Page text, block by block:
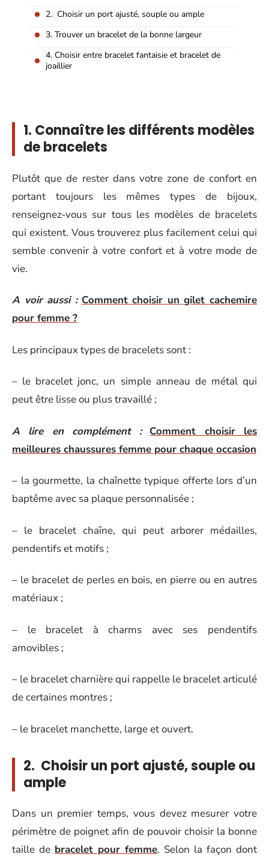
2. Choisir un port ajusté, souple ou ample
3. Trouver un bracelet de la bonne largeur
4. Choisir entre bracelet fantaisie et bracelet de
joaillier
1. Connaître les différents modèles
de bracelets
Plutôt que de rester dans votre zone de confort en
portant toujours les mêmes types de bijoux,
renseignez-vous sur tous les modèles de bracelets
qui existent. Vous trouverez plus facilement celui qui
semble convenir à votre confort et à votre mode de
vie.
A voir aussi : Comment choisir un gilet cachemire
pour femme ?
Les principaux types de bracelets sont :
– le bracelet jonc, un simple anneau de métal qui
peut être lisse ou plus travaillé ;
A lire en complément :
Comment choisir les
meilleures chaussures femme pour chaque occasion
– la gourmette, la chaînette typique offerte lors d’un
baptême avec sa plaque personnalisée ;
– le bracelet chaîne, qui peut arborer médailles,
pendentifs et motifs ;
– le bracelet de perles en bois, en pierre ou en autres
matériaux ;
– le bracelet à charms avec ses pendentifs
amovibles ;
– le bracelet charnière qui rappelle le bracelet articulé
de certaines montres ;
– le bracelet manchette, large et ouvert.
2. Choisir un port ajusté, souple ou
ample
Dans un premier temps, vous devez mesurer votre
périmètre de poignet afin de pouvoir choisir la bonne
taille de bracelet pour femme. Selon la façon dont